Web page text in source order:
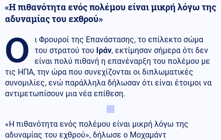
«Η πιθανότητα ενός πολέμου είναι μικρή λόγω της
αδυναμίας του εχθρού»
Ο
ι Φρουροί της Επανάστασης, το επίλεκτο σώμα
του στρατού του Ιράν, εκτίμησαν σήμερα ότι δεν
είναι πολύ πιθανή η επανέναρξη του πολέμου με
τις ΗΠΑ, την ώρα που συνεχίζονται οι διπλωματικές
συνομιλίες, ενώ παράλληλα δήλωσαν ότι είναι έτοιμοι να
αντιμετωπίσουν μια νέα επίθεση.
«Η πιθανότητα ενός πολέμου είναι μικρή λόγω της
αδυναμίας του εχθρού», δήλωσε ο Μοχαμάντ